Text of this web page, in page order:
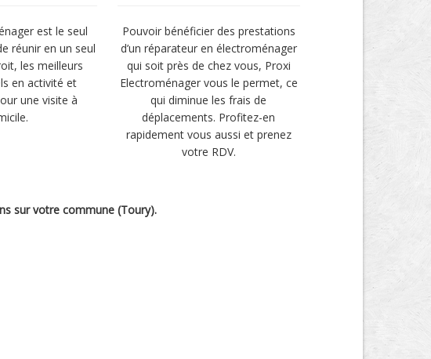
est le seul
réunir en un seul
les meilleurs
en activité et
une visite à
Pouvoir bénéficier des prestations
d’un réparateur en électroménager
qui soit près de chez vous, Proxi
Electroménager vous le permet, ce
qui diminue les frais de
déplacements. Profitez-en
rapidement vous aussi et prenez
votre RDV.
sur votre commune (Toury).